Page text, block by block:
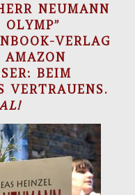
NEUMANN
VERLAG
AMAZON
BEIM
VERTRAUENS.